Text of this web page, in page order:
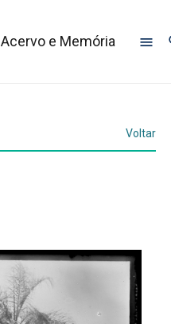
Acervo e Memória
Voltar